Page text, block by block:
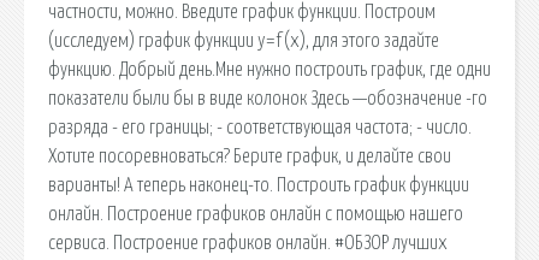
частности, можно. Введите график функции. Построим
(исследуем) график функции y=f(x), для этого задайте
функцию. Добрый день.Мне нужно построить график, где одни
показатели были бы в виде колонок Здесь —обозначение -го
разряда - его границы; - соответствующая частота; - число.
Хотите посоревноваться? Берите график, и делайте свои
варианты! А теперь наконец-то. Построить график функции
онлайн. Построение графиков онлайн с помощью нашего
сервиса. Построение графиков онлайн. #ОБЗОР лучших